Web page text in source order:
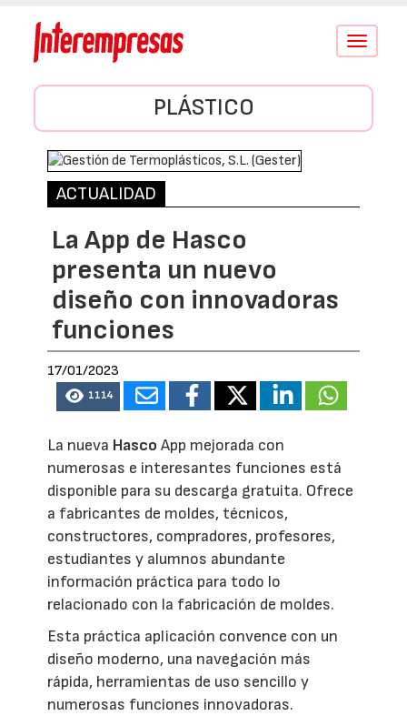
Conmutar
PLÁSTICO
ACTUALIDAD
La App de Hasco
presenta un nuevo
diseño con innovadoras
funciones
17/01/2023
1114
La nueva Hasco App mejorada con
numerosas e interesantes funciones está
disponible para su descarga gratuita. Ofrece
a fabricantes de moldes, técnicos,
constructores, compradores, profesores,
estudiantes y alumnos abundante
información práctica para todo lo
relacionado con la fabricación de moldes.
Esta práctica aplicación convence con un
diseño moderno, una navegación más
rápida, herramientas de uso sencillo y
numerosas funciones innovadoras.